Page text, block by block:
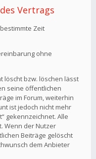
Vertrags
Zeit
ohne
löscht bzw. löschen lässt
seine öffentlichen
im Forum, weiterhin
ist jedoch nicht mehr
gekennzeichnet. Alle
Wenn der Nutzer
Beiträge gelöscht
dem Anbieter